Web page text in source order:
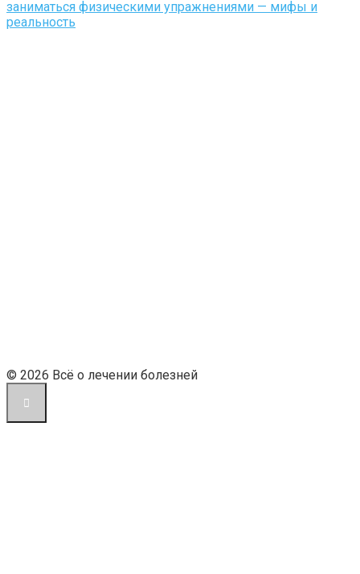
заниматься физическими упражнениями — мифы и
реальность
© 2026 Всё о лечении болезней